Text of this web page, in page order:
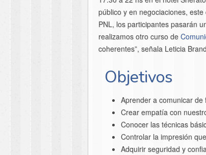
público y en negociaciones,
PNL, los participantes pasarán
realizamos otro curso de
coherentes”, señala Leticia
Objetivos
Aprender a comunicar
Crear empatía con
Conocer las técnicas
Controlar la impresión
Adquirir seguridad y